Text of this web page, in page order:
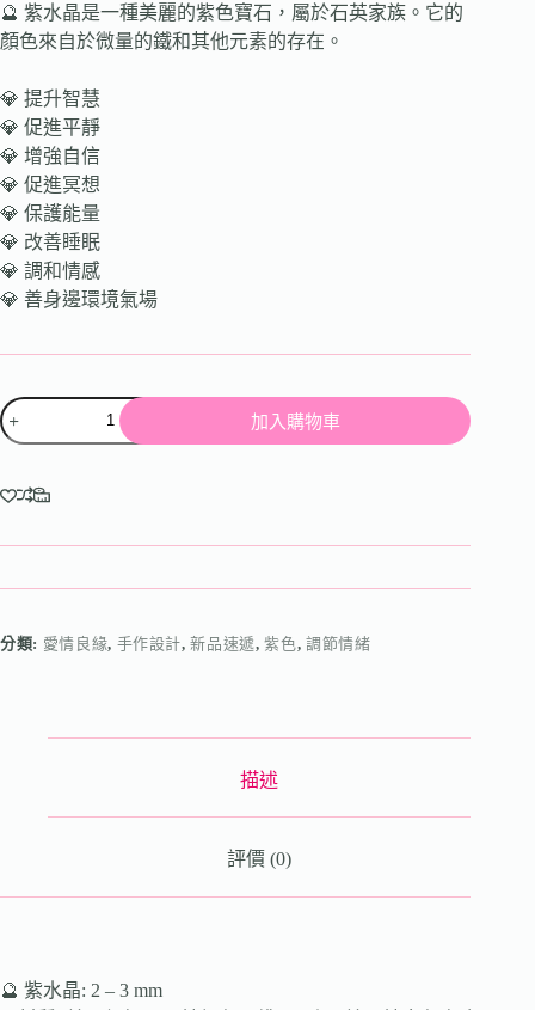
🔮 紫水晶是一種美麗的紫色寶石，屬於石英家族。它的
顏色來自於微量的鐵和其他元素的存在。
💎 提升智慧
💎 促進平靜
💎 增強自信
💎 促進冥想
💎 保護能量
💎 改善睡眠
💎 調和情感
💎 善身邊環境氣場
加入購物車
分類: 愛情良緣, 手作設計,新品速遞,紫色, 調節情緒
描述
評價 (0)
🔮 紫水晶: 2 – 3 mm